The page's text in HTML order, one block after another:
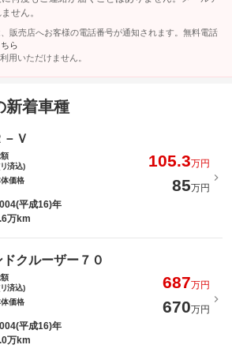
せん。
販売店へお客様の電話番号が通知されます。無料電話
ちら
用いただけません。
新着車種
－Ｖ
済込)
105.3万円
価格
85万円
平成16)年
万km
ドクルーザー７０
済込)
687万円
価格
670万円
平成16)年
万km